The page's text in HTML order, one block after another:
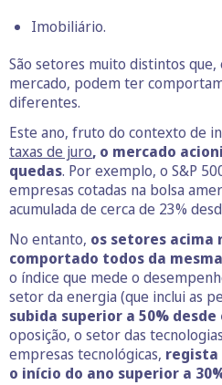
Imobiliário.
São setores muito distintos
mercado, podem ter
diferentes.
Este ano, fruto do contexto de
taxas de juro, o mercado
quedas. Por exemplo, o S&P
empresas cotadas na bolsa
acumulada de cerca de 23%
No entanto, os setores acima
comportado todos da
o índice que mede o
setor da energia (que inclui as
subida superior a 50%
oposição, o setor das
empresas tecnológicas, regista
o início do ano superior a